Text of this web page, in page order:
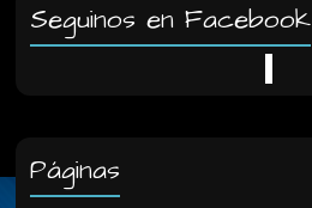
Seguinos en Facebook
Páginas